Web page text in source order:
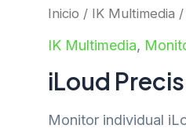
Inicio / IK Multimedia
IK Multimedia,
iLoud
Monitor individual